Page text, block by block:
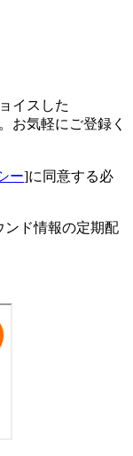
イスした
お気軽にご登録く
ー]に同意する必
ンド情報の定期配